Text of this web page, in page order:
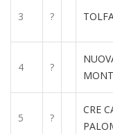
3 ?
4 ?
5 ?
CRE